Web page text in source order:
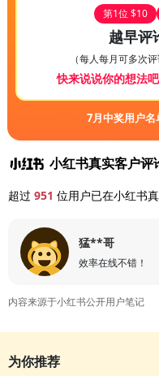
第1位 $10
越早评
（每人每月可多次评
快来说说你的想法
7月中奖用户名
小红书真实客户评
超过 951 位用户已在小红书
猛**哥
效率在线不错！
内容来源于小红书公开用户笔记
为你推荐